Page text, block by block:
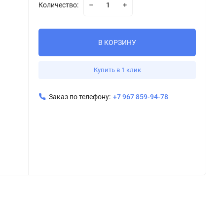
Количество:
В КОРЗИНУ
Купить в 1 клик
Заказ по телефону: +7 967 859-94-78